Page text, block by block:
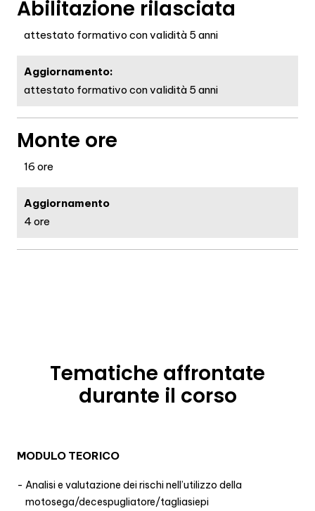
Abilitazione rilasciata
attestato formativo con validità 5 anni
Aggiornamento:
attestato formativo con validità 5 anni
Monte ore
16 ore
Aggiornamento
4 ore
Tematiche affrontate
durante il corso
MODULO TEORICO
Analisi e valutazione dei rischi nell’utilizzo della
motosega/decespugliatore/tagliasiepi